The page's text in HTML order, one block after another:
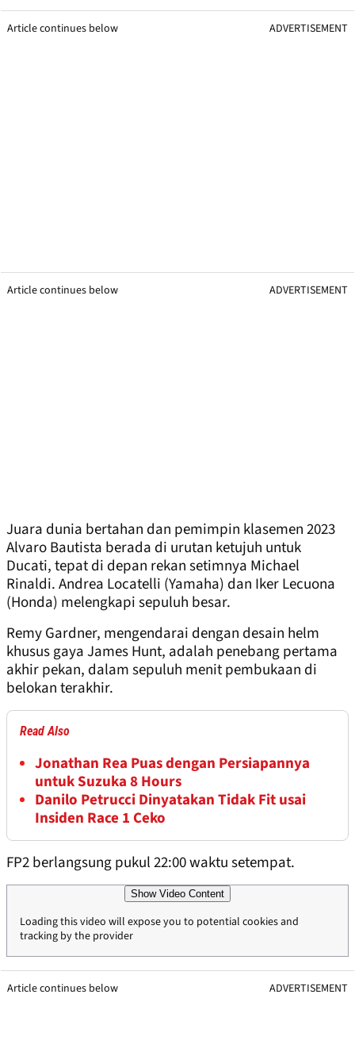
Article continues below ADVERTISEMENT
Article continues below ADVERTISEMENT
Juara dunia bertahan dan pemimpin klasemen 2023
Alvaro Bautista berada di urutan ketujuh untuk
Ducati, tepat di depan rekan setimnya Michael
Rinaldi. Andrea Locatelli (Yamaha) dan Iker Lecuona
(Honda) melengkapi sepuluh besar.
Remy Gardner, mengendarai dengan desain helm
khusus gaya James Hunt, adalah penebang pertama
akhir pekan, dalam sepuluh menit pembukaan di
belokan terakhir.
Read Also
Jonathan Rea Puas dengan Persiapannya
untuk Suzuka 8 Hours
Danilo Petrucci Dinyatakan Tidak Fit usai
Insiden Race 1 Ceko
FP2 berlangsung pukul 22:00 waktu setempat.
Show Video Content
Loading this video will expose you to potential cookies and
tracking by the provider
Article continues below ADVERTISEMENT